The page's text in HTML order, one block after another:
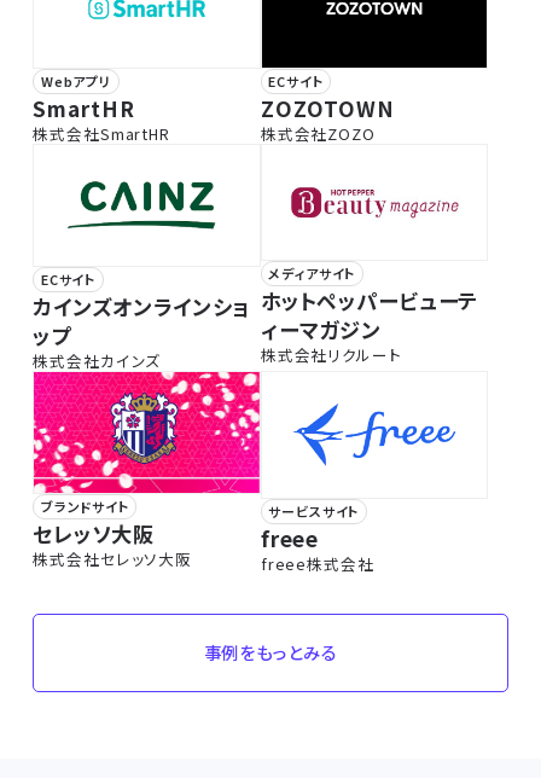
Webアプリ
SmartHR
株式会社SmartHR
ECサイト
ZOZOTOWN
株式会社ZOZO
ECサイト
カインズオンラインショ
ップ
株式会社カインズ
メディアサイト
ホットペッパービューテ
ィーマガジン
株式会社リクルート
ブランドサイト
セレッソ大阪
株式会社セレッソ大阪
サービスサイト
freee
freee株式会社
事例をもっとみる